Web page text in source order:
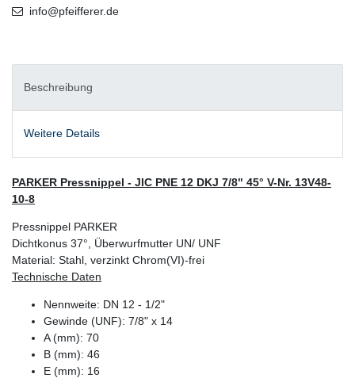
info@pfeifferer.de
Beschreibung
Weitere Details
PARKER Pressnippel - JIC PNE 12 DKJ 7/8" 45° V-Nr. 13V48-
10-8
Pressnippel PARKER
Dichtkonus 37°, Überwurfmutter UN/ UNF
Material: Stahl, verzinkt Chrom(VI)-frei
Technische Daten
Nennweite: DN 12 - 1/2"
Gewinde (UNF): 7/8" x 14
A (mm): 70
B (mm): 46
E (mm): 16